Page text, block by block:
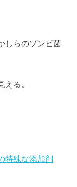
しらのゾンビ菌
る。
特殊な添加剤